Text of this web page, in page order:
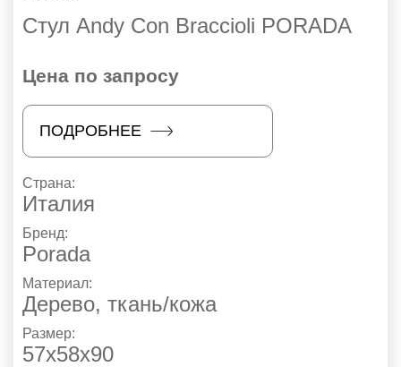
Стул Andy Con Braccioli PORADA
Цена по запросу
ПОДРОБНЕЕ
Страна:
Италия
Бренд:
Porada
Материал:
Дерево, ткань/кожа
Размер:
57х58х90